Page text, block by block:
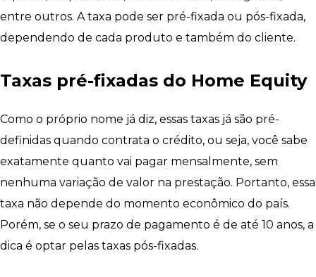
entre outros. A taxa pode ser pré-fixada ou pós-fixada,
dependendo de cada produto e também do cliente.
Taxas pré-fixadas do Home Equity
Como o próprio nome já diz, essas taxas já são pré-
definidas quando contrata o crédito, ou seja, você sabe
exatamente quanto vai pagar mensalmente, sem
nenhuma variação de valor na prestação. Portanto, essa
taxa não depende do momento econômico do país.
Porém, se o seu prazo de pagamento é de até 10 anos, a
dica é optar pelas taxas pós-fixadas.